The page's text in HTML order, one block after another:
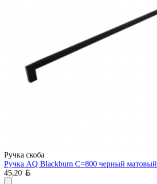
Ручка скоба
Ручка AQ Blackburn С=800 черный матовый
45,20